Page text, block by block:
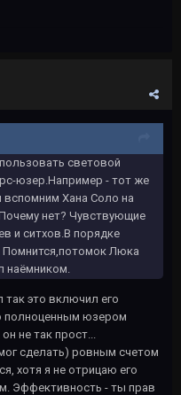
световой
юзер.Например - тот же
вспомним Хана Соло на
нет? Чувствующие
и ситхов.В порядке
Помнится,потомок Люка
наёмником.
так это включил его
полноценным юзером
не так прост...
сделать) ровным счетом
хотя я не отрицаю его
Эффективность - ты прав